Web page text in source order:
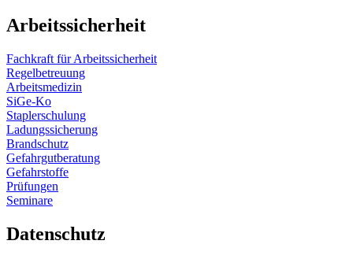
Arbeitssicherheit
Fachkraft für Arbeitssicherheit
Regelbetreuung
Arbeitsmedizin
SiGe-Ko
Staplerschulung
Ladungssicherung
Brandschutz
Gefahrgutberatung
Gefahrstoffe
Prüfungen
Seminare
Datenschutz